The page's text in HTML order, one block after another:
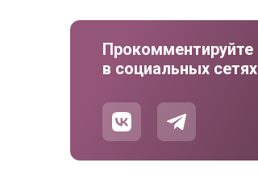
Прокомментируйте
в социальных сетях